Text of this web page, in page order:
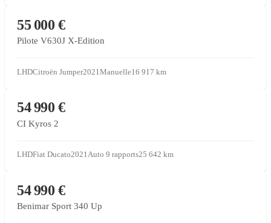
VENTE SOUS MANDAT
55 000 €
Pilote V630J X-Edition
LHDCitroën Jumper2021 Manuelle16 917 km
CONCESSIONNAIRE PARTENAIRE
54 990 €
CI Kyros 2
LHDFiat Ducato2021Auto 9 rapports25 642 km
CONCESSIONNAIRE PARTENAIRE
54 990 €
Benimar Sport 340 Up